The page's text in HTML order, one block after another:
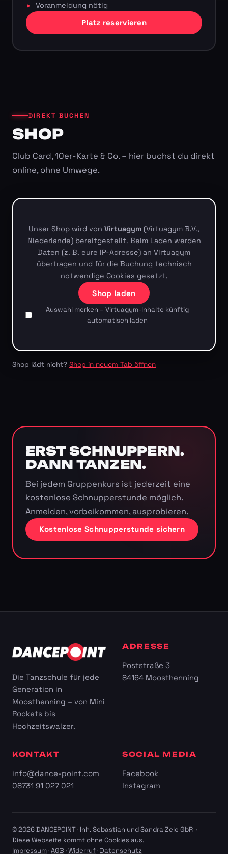
Voranmeldung nötig
Platz reservieren
DIREKT BUCHEN
SHOP
Club Card, 10er-Karte & Co. – hier buchst du direkt
online, ohne Umwege.
Unser Shop wird von Virtuagym (Virtuagym B.V.,
Niederlande) bereitgestellt. Beim Laden werden
Daten (z. B. eure IP-Adresse) an Virtuagym
übertragen und für die Buchung technisch
notwendige Cookies gesetzt.
Shop laden
Auswahl merken – Virtuagym-Inhalte künftig
automatisch laden
Shop lädt nicht? Shop in neuem Tab öffnen
ERST SCHNUPPERN.
DANN TANZEN.
Bei jedem Gruppenkurs ist jederzeit eine
kostenlose Schnupperstunde möglich.
Anmelden, vorbeikommen, ausprobieren.
Kostenlose Schnupperstunde sichern
Die Tanzschule für jede
Generation in
Moosthenning – von Mini
Rockets bis
Hochzeitswalzer.
ADRESSE
Poststraße 3
84164 Moosthenning
KONTAKT
info@dance-point.com
08731 91 027 021
SOCIAL MEDIA
Facebook
Instagram
© 2026 DANCEPOINT · Inh. Sebastian und Sandra Zele GbR ·
Diese Webseite kommt ohne Cookies aus.
Impressum·AGB ·Widerruf·Datenschutz